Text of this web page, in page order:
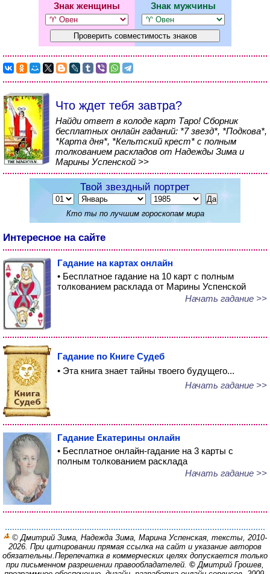
Знак женщины Знак мужчины
Что ждет тебя завтра?
Найди ответ в колоде карт Таро! Сборник
бесплатных онлайн гаданий: *7 звезд*, *Подкова*,
*Карта дня*, *Кельтский крест* с полным
толкованием раскладов от Надежды Зима и
Марины Успенской >>
Твой звездный портрет
Кто ты по лучшим гороскопам мира
Интересное на сайте
Гадание на картах онлайн
• Бесплатное гадание на 10 карт с полным
толкованием расклада от Марины Успенской
Начать гадание >>
Гадание по Книге Судеб
• Эта книга знает тайны твоего будущего...
Начать гадание >>
Гадание Екатерины онлайн
• Бесплатное онлайн-гадание на 3 карты с
полным толкованием расклада
Начать гадание >>
© Дмитрий Зима, Надежда Зима, Марина Успенская, тексты, 2010-
2026. При цитировании прямая ссылка на сайт и указание авторов
обязательны.Перепечатка в коммерческих целях допускается только
при письменном разрешении правообладателей. © Дмитрий Грошев,